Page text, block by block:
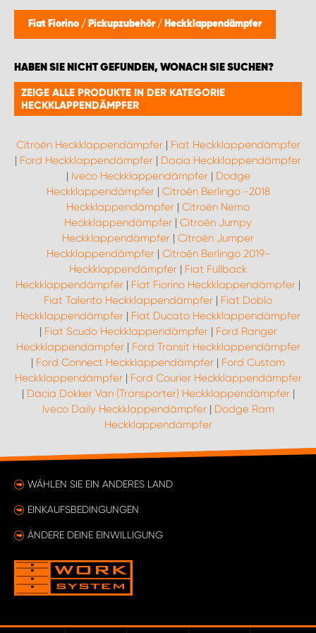
Fiat Fiorino / Pickupzubehör / Heckklappendämpfer
HABEN SIE NICHT GEFUNDEN, WONACH SIE SUCHEN?
ZEIGE ALLE PRODUKTE IN DER KATEGORIE
HECKKLAPPENDÄMPFER
Citroën Heckklappendämpfer| Fiat Heckklappendämpfer
| Ford Heckklappendämpfer | Dacia Heckklappendämpfer
| Iveco Heckklappendämpfer| Dodge
Heckklappendämpfer| Citroën Berlingo -2018
Heckklappendämpfer | Citroën Nemo
Heckklappendämpfer | Citroën Jumpy
Heckklappendämpfer | Citroën Jumper
Heckklappendämpfer| Citroën Berlingo 2019-
Heckklappendämpfer | Fiat Fullback
Heckklappendämpfer | Fiat Fiorino Heckklappendämpfer |
Fiat Talento Heckklappendämpfer | Fiat Doblo
Heckklappendämpfer | Fiat Ducato Heckklappendämpfer
| Fiat Scudo Heckklappendämpfer| Ford Ranger
Heckklappendämpfer| Ford Transit Heckklappendämpfer
| Ford Connect Heckklappendämpfer | Ford Custom
Heckklappendämpfer| Ford Courier Heckklappendämpfer
| Dacia Dokker Van (Transporter) Heckklappendämpfer|
Iveco Daily Heckklappendämpfer| Dodge Ram
Heckklappendämpfer
WÄHLEN SIE EIN ANDERES LAND
EINKAUFSBEDINGUNGEN
ÄNDERE DEINE EINWILLIGUNG